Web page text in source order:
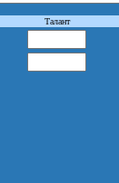
Талант